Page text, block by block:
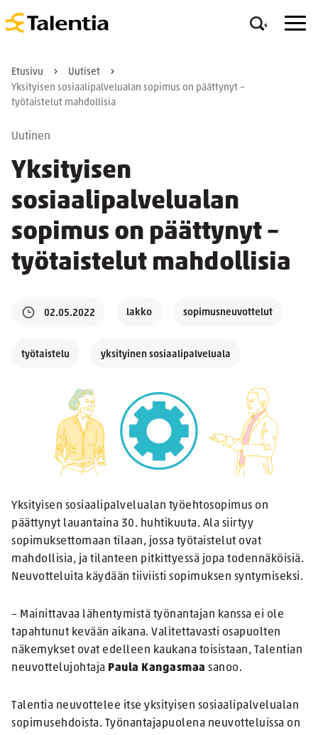
Etusivu
Uutiset
Yksityisen sosiaalipalvelualan sopimus on päättynyt –
työtaistelut mahdollisia
Uutinen
Yksityisen
sosiaalipalvelualan
sopimus on päättynyt –
työtaistelut mahdollisia
02.05.2022 lakko sopimusneuvottelut
työtaistelu yksityinen sosiaalipalveluala
Yksityisen sosiaalipalvelualan työehtosopimus on
päättynyt lauantaina 30. huhtikuuta. Ala siirtyy
sopimuksettomaan tilaan, jossa työtaistelut ovat
mahdollisia, ja tilanteen pitkittyessä jopa todennäköisiä.
Neuvotteluita käydään tiiviisti sopimuksen syntymiseksi.
– Mainittavaa lähentymistä työnantajan kanssa ei ole
tapahtunut kevään aikana. Valitettavasti osapuolten
näkemykset ovat edelleen kaukana toisistaan, Talentian
neuvottelujohtaja Paula Kangasmaa sanoo.
Talentia neuvottelee itse yksityisen sosiaalipalvelualan
sopimusehdoista. Työnantajapuolena neuvotteluissa on